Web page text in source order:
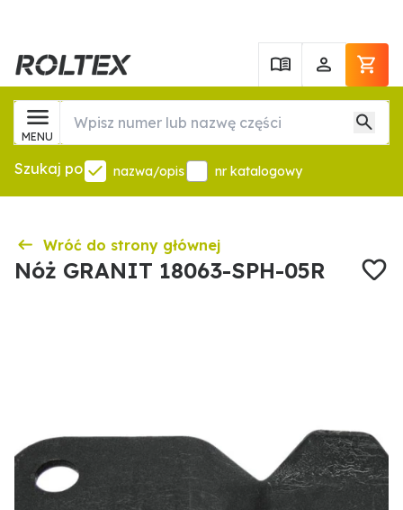
MENU
Szukaj po nazwa/opis nr katalogowy
Wróć do strony głównej
Nóż GRANIT 18063-SPH-05R